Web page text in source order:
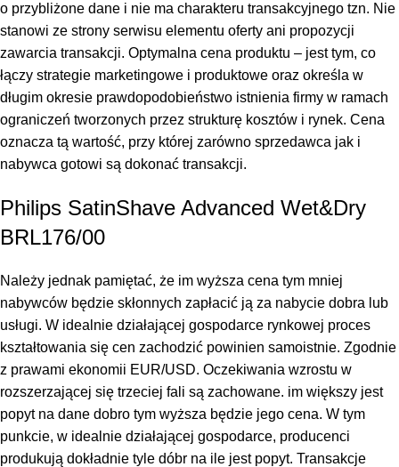
o przybliżone dane i nie ma charakteru transakcyjnego tzn. Nie
stanowi ze strony serwisu elementu oferty ani propozycji
zawarcia transakcji. Optymalna cena produktu – jest tym, co
łączy strategie marketingowe i produktowe oraz określa w
długim okresie prawdopodobieństwo istnienia firmy w ramach
ograniczeń tworzonych przez strukturę kosztów i rynek. Cena
oznacza tą wartość, przy której zarówno sprzedawca jak i
nabywca gotowi są dokonać transakcji.
Philips SatinShave Advanced Wet&Dry
BRL176/00
Należy jednak pamiętać, że im wyższa cena tym mniej
nabywców będzie skłonnych zapłacić ją za nabycie dobra lub
usługi. W idealnie działającej gospodarce rynkowej proces
kształtowania się cen zachodzić powinien samoistnie. Zgodnie
z prawami ekonomii EUR/USD. Oczekiwania wzrostu w
rozszerzającej się trzeciej fali są zachowane. im większy jest
popyt na dane dobro tym wyższa będzie jego cena. W tym
punkcie, w idealnie działającej gospodarce, producenci
produkują dokładnie tyle dóbr na ile jest popyt. Transakcje